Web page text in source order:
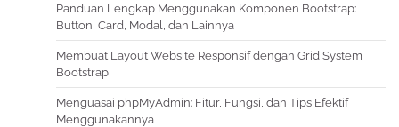
Panduan Lengkap Menggunakan Komponen Bootstrap:
Button, Card, Modal, dan Lainnya
Membuat Layout Website Responsif dengan Grid System
Bootstrap
Menguasai phpMyAdmin: Fitur, Fungsi, dan Tips Efektif
Menggunakannya